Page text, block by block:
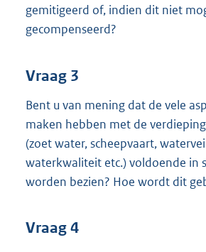
gemitigeerd of, indien dit niet
gecompenseerd?
Vraag 3
Bent u van mening dat de vele
maken hebben met de
(zoet water, scheepvaart,
waterkwaliteit etc.) voldoende in
worden bezien? Hoe wordt dit
Vraag 4